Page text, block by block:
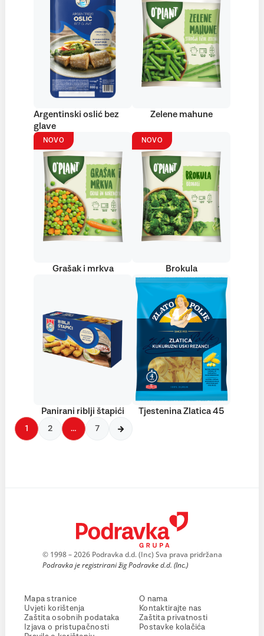
Argentinski oslić bez
glave
Zelene mahune
NOVO
Grašak i mrkva
NOVO
Brokula
Panirani riblji štapići Tjestenina Zlatica 45
1 2 … 7
© 1998 – 2026 Podravka d.d. (Inc) Sva prava pridržana
Podravka je registrirani žig Podravke d.d. (Inc.)
Mapa stranice
Uvjeti korištenja
Zaštita osobnih podataka
Izjava o pristupačnosti
O nama
Kontaktirajte nas
Zaštita privatnosti
Postavke kolačića